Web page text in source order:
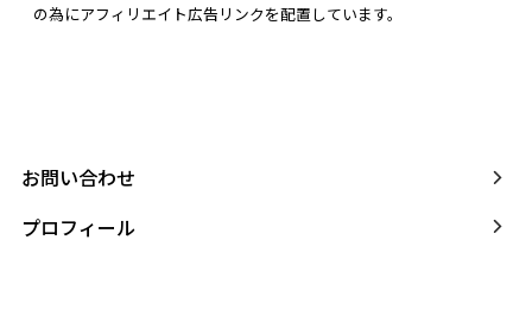
の為にアフィリエイト広告リンクを配置しています。
お問い合わせ
プロフィール